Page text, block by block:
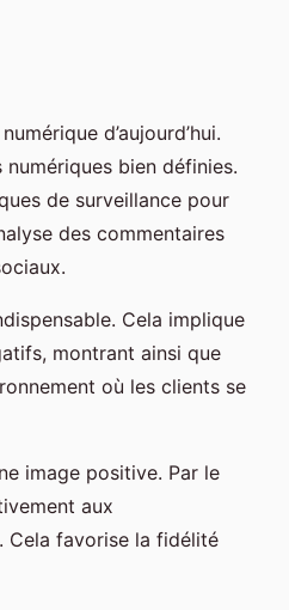
d’aujourd’hui.
bien définies.
de surveillance pour
des commentaires
Cela implique
montrant ainsi que
où les clients se
image positive. Par le
aux
Cela favorise la fidélité